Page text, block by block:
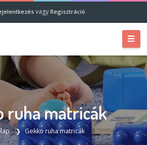
vagy Regisztráció
ruha matricák
Gekko ruha matricák